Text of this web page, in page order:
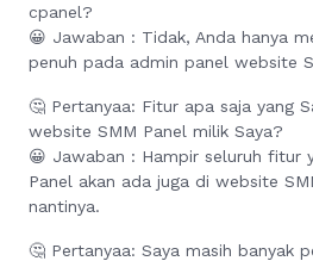
cpanel?
😀 Jawaban : Tidak, Anda hanya
penuh pada admin panel website
🤔 Pertanyaa: Fitur apa saja yang
website SMM Panel milik Saya?
😀 Jawaban : Hampir seluruh fitur
Panel akan ada juga di website
nantinya.
🤔 Pertanyaa: Saya masih banyak